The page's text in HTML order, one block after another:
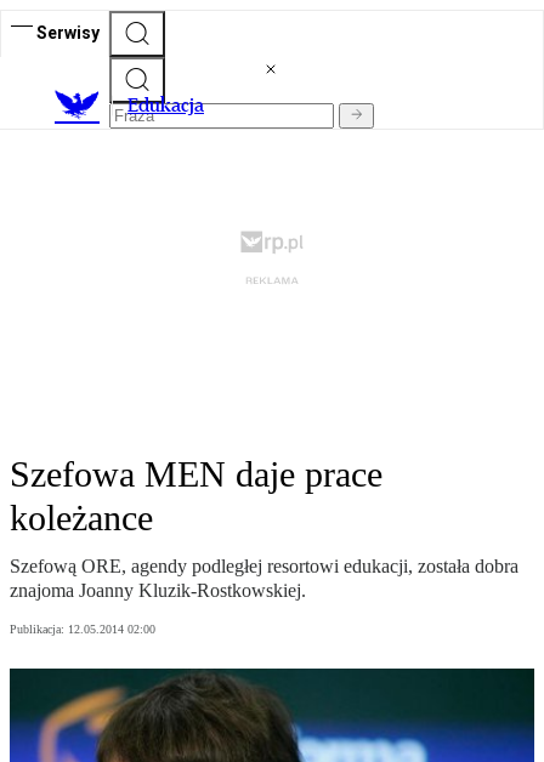
Serwisy
Edukacja
Szefowa MEN daje prace
koleżance
Szefową ORE, agendy podległej resortowi edukacji, została dobra
znajoma Joanny Kluzik-Rostkowskiej.
Publikacja: 12.05.2014 02:00